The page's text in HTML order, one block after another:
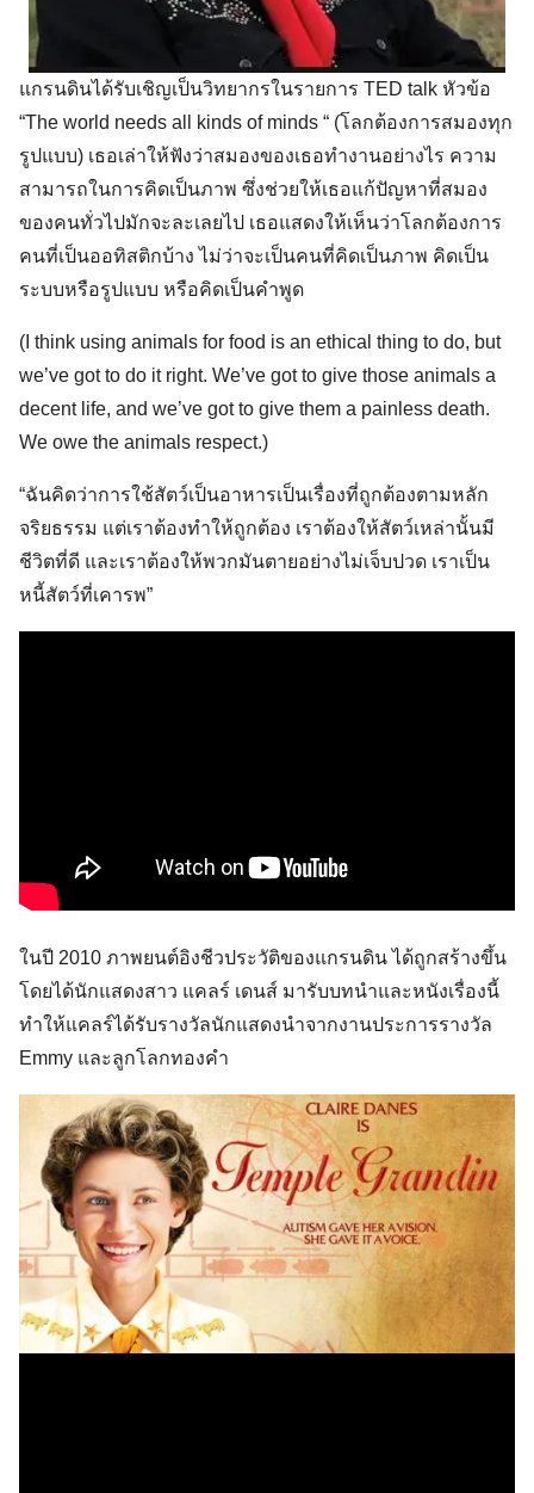
แกรนดินได้รับเชิญเป็นวิทยากรในรายการ TED talk หัวข้อ
“The world needs all kinds of minds “ (โลกต้องการสมองทุก
รูปแบบ) เธอเล่าให้ฟังว่าสมองของเธอทำงานอย่างไร ความ
สามารถในการคิดเป็นภาพ ซึ่งช่วยให้เธอแก้ปัญหาที่สมอง
ของคนทั่วไปมักจะละเลยไป เธอแสดงให้เห็นว่าโลกต้องการ
คนที่เป็นออทิสติกบ้าง ไม่ว่าจะเป็นคนที่คิดเป็นภาพ คิดเป็น
ระบบหรือรูปแบบ หรือคิดเป็นคำพูด
(I think using animals for food is an ethical thing to do, but
we’ve got to do it right. We’ve got to give those animals a
decent life, and we’ve got to give them a painless death.
We owe the animals respect.)
“ฉันคิดว่าการใช้สัตว์เป็นอาหารเป็นเรื่องที่ถูกต้องตามหลัก
จริยธรรม แต่เราต้องทำให้ถูกต้อง เราต้องให้สัตว์เหล่านั้นมี
ชีวิตที่ดี และเราต้องให้พวกมันตายอย่างไม่เจ็บปวด เราเป็น
หนี้สัตว์ที่เคารพ”
ในปี 2010 ภาพยนต์อิงชีวประวัติของแกรนดิน ได้ถูกสร้างขึ้น
โดยได้นักแสดงสาว แคลร์ เดนส์ มารับบทนำและหนังเรื่องนี้
ทำให้แคลร์ได้รับรางวัลนักแสดงนำจากงานประการรางวัล
Emmy และลูกโลกทองคำ